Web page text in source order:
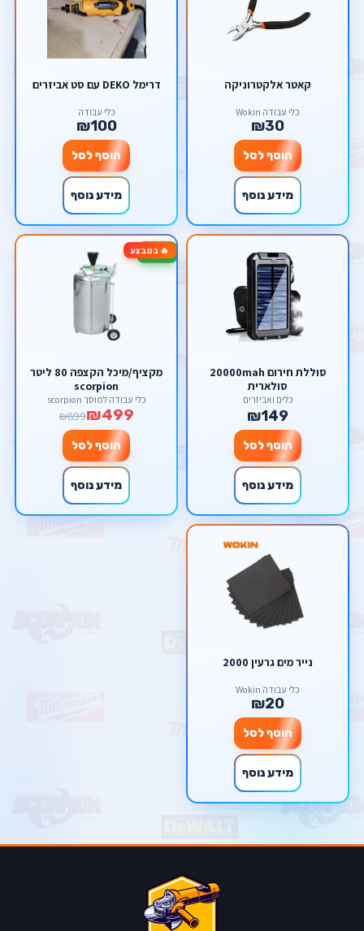
קאטר אלקטרוניקה
כלי עבודה Wokin
₪30
הוסף לסל
מידע נוסף
דרימל DEKO עם סט אביזרים
כלי עבודה
₪100
הוסף לסל
מידע נוסף
סוללת חירום 20000mah
סולארית
כלים ואביזרים
₪149
הוסף לסל
מידע נוסף
🔥 במבצע-44%
מקציף/מיכל הקצפה 80 ליטר
scorpion
כלי עבודה למוסך scorpion
₪499
₪899
הוסף לסל
מידע נוסף
נייר מים גרעין 2000
כלי עבודה Wokin
₪20
הוסף לסל
מידע נוסף